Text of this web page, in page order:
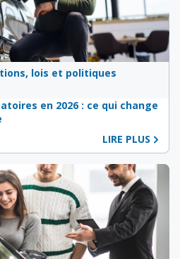
lois et politiques
en 2026 : ce qui change
LIRE PLUS